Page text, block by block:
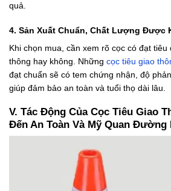
quả.
4. Sản Xuất Chuẩn, Chất Lượng Được
Khi chọn mua, cần xem rõ cọc có đạt
thông hay không. Những cọc tiêu giao
đạt chuẩn sẽ có tem chứng nhận, độ
giúp đảm bảo an toàn và tuổi thọ dài lâu.
V. Tác Động Của Cọc Tiêu Giao
Đến An Toàn Và Mỹ Quan Đường